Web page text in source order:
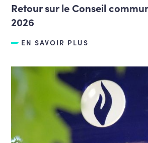
Retour sur le Conseil
2026
EN SAVOIR PLUS